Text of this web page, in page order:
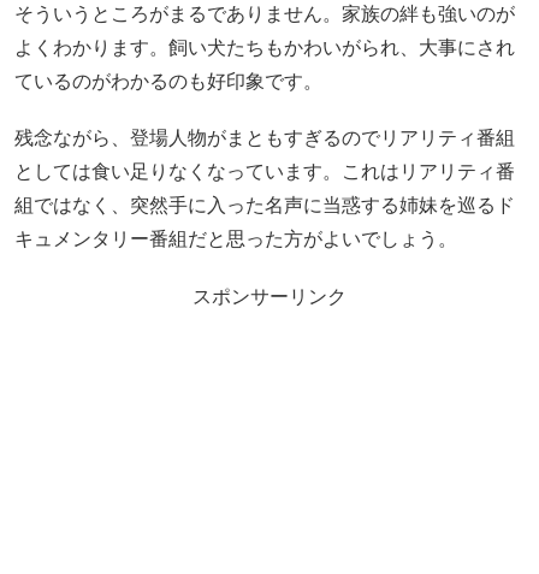
そういうところがまるでありません。家族の絆も強いのが
よくわかります。飼い犬たちもかわいがられ、大事にされ
ているのがわかるのも好印象です。
残念ながら、登場人物がまともすぎるのでリアリティ番組
としては食い足りなくなっています。これはリアリティ番
組ではなく、突然手に入った名声に当惑する姉妹を巡るド
キュメンタリー番組だと思った方がよいでしょう。
スポンサーリンク